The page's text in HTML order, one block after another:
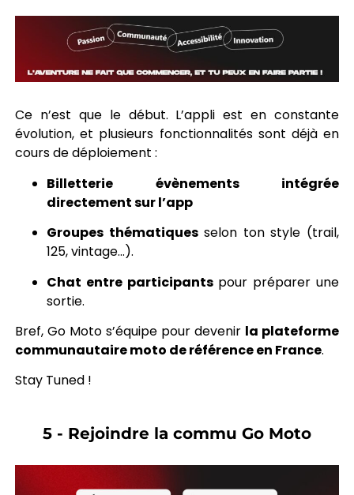
Ce n’est que le début. L’appli est en constante
évolution, et plusieurs fonctionnalités sont déjà en
cours de déploiement :
Billetterie évènements intégrée
directement sur l’app
Groupes thématiquesselon ton style (trail,
125, vintage…).
Chat entre participantspour préparer une
sortie.
Bref, Go Moto s’équipe pour devenir la plateforme
communautaire moto de référence en France.
Stay Tuned !
5 - Rejoindre la commu Go Moto